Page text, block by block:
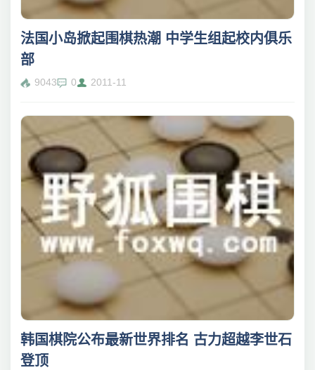
法国小岛掀起围棋热潮 中学生组起校内俱乐
部
9043 0 2011-11
韩国棋院公布最新世界排名 古力超越李世石
登顶